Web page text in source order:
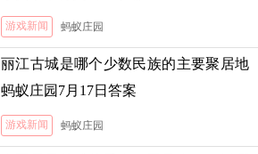
游戏新闻 蚂蚁庄园
丽江古城是哪个少数民族的主要聚居地
蚂蚁庄园7月17日答案
游戏新闻 蚂蚁庄园